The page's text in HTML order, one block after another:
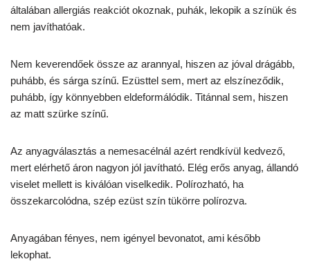
általában allergiás reakciót okoznak, puhák, lekopik a színük és
nem javíthatóak.
Nem keverendőek össze az arannyal, hiszen az jóval drágább,
puhább, és sárga színű. Ezüsttel sem, mert az elszíneződik,
puhább, így könnyebben eldeformálódik. Titánnal sem, hiszen
az matt szürke színű.
Az anyagválasztás a nemesacélnál azért rendkívül kedvező,
mert elérhető áron nagyon jól javítható. Elég erős anyag, állandó
viselet mellett is kiválóan viselkedik. Polírozható, ha
összekarcolódna, szép ezüst szín tükörre polírozva.
Anyagában fényes, nem igényel bevonatot, ami később
lekophat.